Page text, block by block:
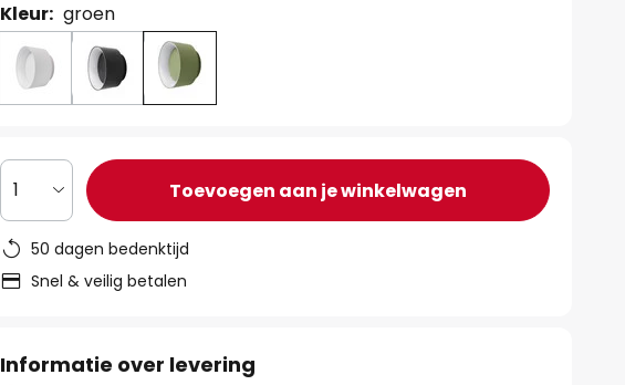
Kleur: groen
1 Toevoegen aan je winkelwagen
50 dagen bedenktijd
Snel & veilig betalen
Informatie over levering